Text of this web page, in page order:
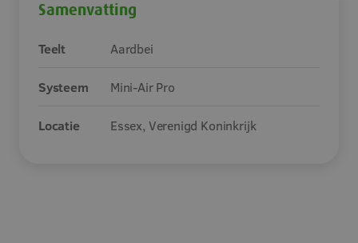
Ons team
Projecten & updates
Vacatures
Samenvatting
Teelt Aardbei
Systeem Mini-Air Pro
Locatie Essex, Verenigd Koninkrijk